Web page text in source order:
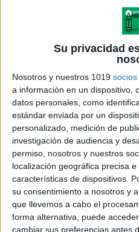
Su privacidad
Nosotros y nuestros 1019 socios
a información en un dispositivo,
datos personales, como
estándar enviada por un
personalizado, medición de
investigación de audiencia y
permiso, nosotros y nuestros
localización geográfica precisa
características de dispositivos.
su consentimiento a nosotros y
que llevemos a cabo el
forma alternativa, puede
cambiar sus preferencias antes
NIVEL